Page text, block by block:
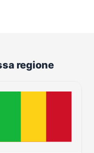
regione